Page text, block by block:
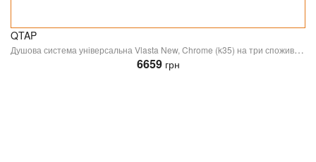
QTAP
Душова система універсальна Vlasta New, Chrome (k35) на три споживачі (з виливом) QTVLA111CRM45650 Qtap
6659грн